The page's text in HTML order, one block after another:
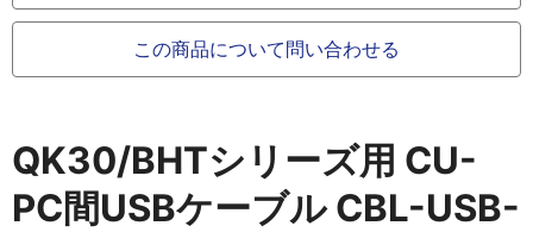
この商品について問い合わせる
QK30/BHTシリーズ用 CU-
PC間USBケーブルCBL-USB-